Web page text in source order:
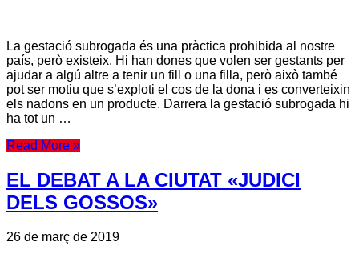
La gestació subrogada és una pràctica prohibida al nostre
país, però existeix. Hi han dones que volen ser gestants per
ajudar a algú altre a tenir un fill o una filla, però això també
pot ser motiu que s’exploti el cos de la dona i es converteixin
els nadons en un producte. Darrera la gestació subrogada hi
ha tot un …
Read More »
EL DEBAT A LA CIUTAT «JUDICI
DELS GOSSOS»
26 de març de 2019